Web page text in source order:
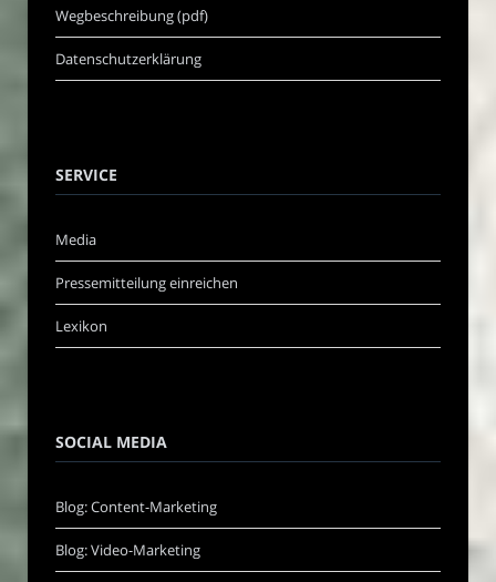
Wegbeschreibung (pdf)
Datenschutzerklärung
SERVICE
Media
Pressemitteilung einreichen
Lexikon
SOCIAL MEDIA
Blog: Content-Marketing
Blog: Video-Marketing